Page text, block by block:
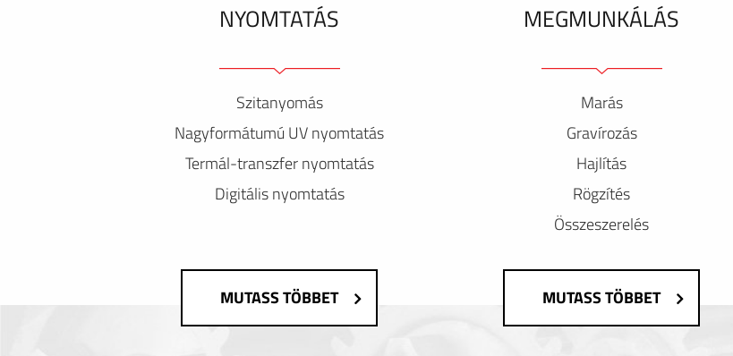
NYOMTATÁS
Szitanyomás
Nagyformátumú UV nyomtatás
Termál-transzfer nyomtatás
Digitális nyomtatás
MUTASS TÖBBET
MEGMUNKÁLÁS
Marás
Gravírozás
Hajlítás
Rögzítés
Összeszerelés
MUTASS TÖBBET